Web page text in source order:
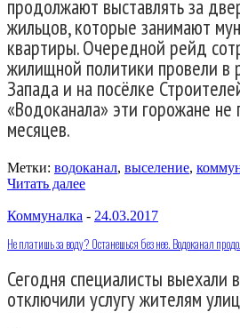
продолжают выставлять за
жильцов, которые занимают
квартиры. Очередной рейд
жилищной политики провели в
Запада и на посёлке
«Водоканала» эти горожане
месяцев.
Метки: водоканал, выселение,
Читать далее
Коммуналка - 24.03.2017
Не платишь за воду? Останешься без нее. Водоканал
Сегодня специалисты выехали
отключили услугу жителям